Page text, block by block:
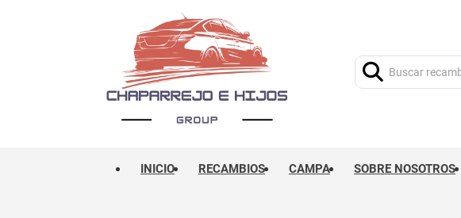
INICIO RECAMBIOS CAMPA SOBRE NOSOTROS